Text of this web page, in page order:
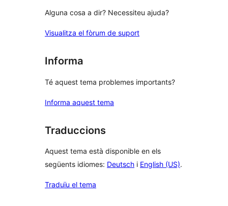
Alguna cosa a dir? Necessiteu ajuda?
Visualitza el fòrum de suport
Informa
Té aquest tema problemes importants?
Informa aquest tema
Traduccions
Aquest tema està disponible en els
següents idiomes: Deutsch i English (US).
Traduïu el tema